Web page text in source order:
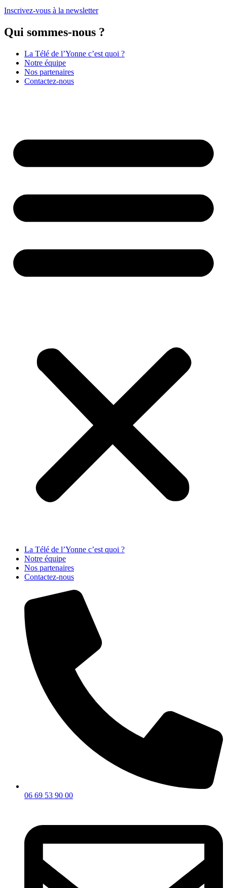
Inscrivez-vous à la newsletter
Qui sommes-nous ?
La Télé de l’Yonne c’est quoi ?
Notre équipe
Nos partenaires
Contactez-nous
La Télé de l’Yonne c’est quoi ?
Notre équipe
Nos partenaires
Contactez-nous
06 69 53 90 00